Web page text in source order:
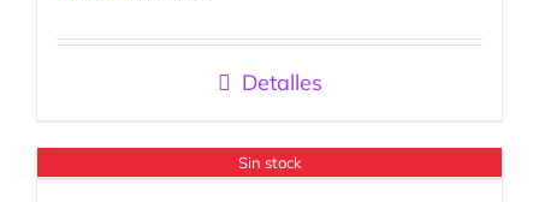
Detalles
Sin stock